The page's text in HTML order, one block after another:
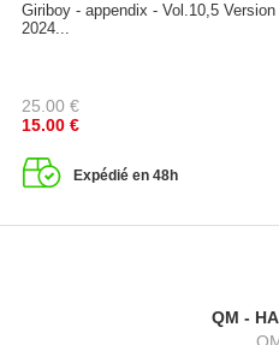
Giriboy - appendix - Vol.10,5
2024...
25.00 €
15.00 €
Expédié en 48h
QM -